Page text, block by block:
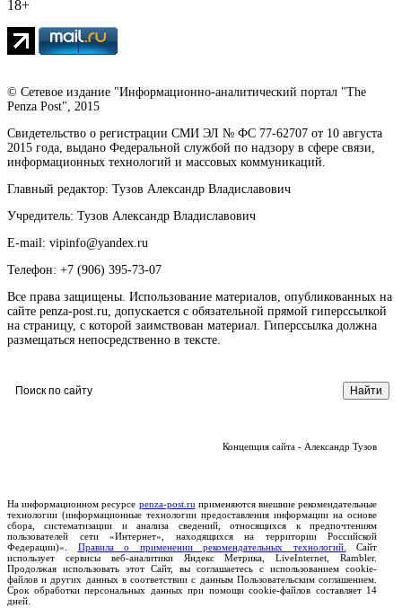
18+
© Сетевое издание "Информационно-аналитический портал "The
Penza Post", 2015
Свидетельство о регистрации СМИ ЭЛ № ФС 77-62707 от 10 августа
2015 года, выдано Федеральной службой по надзору в сфере связи,
информационных технологий и массовых коммуникаций.
Главный редактор: Тузов Александр Владиславович
Учредитель: Тузов Александр Владиславович
E-mail: vipinfo@yandex.ru
Телефон: +7 (906) 395-73-07
Все права защищены. Использование материалов, опубликованных на
сайте penza-post.ru, допускается с обязательной прямой гиперссылкой
на страницу, с которой заимствован материал. Гиперссылка должна
размещаться непосредственно в тексте.
Концепция сайта - Александр Тузов
На информационном ресурсе penza-post.ru применяются внешние рекомендательные
технологии (информационные технологии предоставления информации на основе
сбора, систематизации и анализа сведений, относящихся к предпочтениям
пользователей сети «Интернет», находящихся на территории Российской
Федерации)». Правила о применении рекомендательных технологий.
Сайт
использует сервисы веб-аналитики Яндекс Метрика, LiveInternet, Rambler.
Продолжая использовать этот Сайт, вы соглашаетесь с использованием cookie-
файлов и других данных в соответствии с данным Пользовательским соглашением.
Срок обработки персональных данных при помощи cookie-файлов составляет 14
дней.